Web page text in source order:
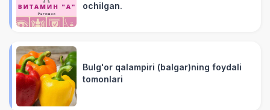
ochilgan.
Bulg'or qalampiri (balgar)ning foydali
tomonlari